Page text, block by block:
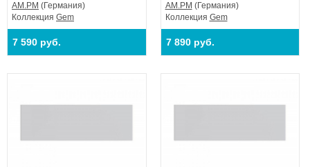
AM.PM (Германия)
Коллекция Gem
7 590 руб.
AM.PM (Германия)
Коллекция Gem
7 890 руб.